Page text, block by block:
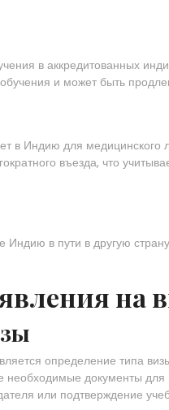
в аккредитованных
и может быть
в Индию для
въезда, что
Индию в пути в другую
на
определение типа
необходимые документы
или подтверждение